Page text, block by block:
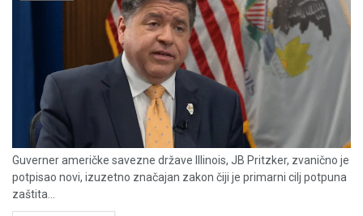
Guverner američke savezne države Illinois, JB Pritzker, zvanično je
potpisao novi, izuzetno značajan zakon čiji je primarni cilj potpuna
zaštita...